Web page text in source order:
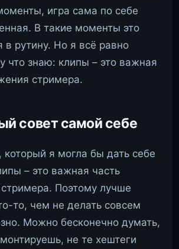
игра сама по себе
В такие моменты это
в рутину. Но я всё равно
что знаю: клипы – это важная
стримера.
совет самой себе
который я могла бы дать себе
– это важная часть
Поэтому лучше
то, чем не делать совсем
Можно бесконечно думать,
не те хештеги